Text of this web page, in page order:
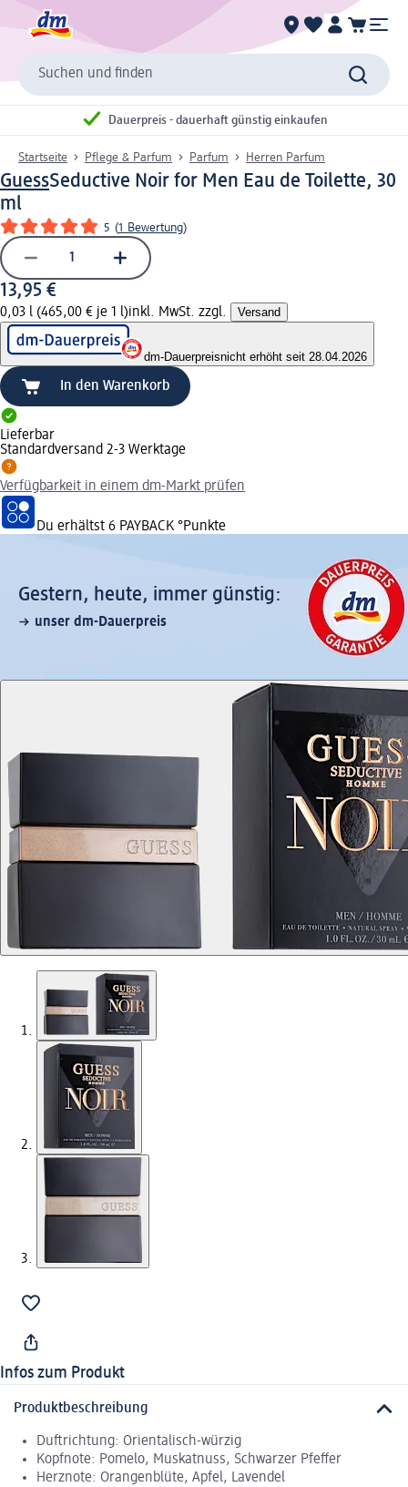
Suchen und finden
Dauerpreis - dauerhaft günstig einkaufen
Startseite Pflege & Parfum Parfum Herren Parfum
GuessSeductive Noir for Men Eau de Toilette, 30
ml
5 (1 Bewertung)
13,95 €
0,03 l (465,00 € je 1 l)inkl. MwSt. zzgl. Versand
dm-Dauerpreisnicht erhöht seit 28.04.2026
In den Warenkorb
Lieferbar
Standardversand 2-3 Werktage
Verfügbarkeit in einem dm-Markt prüfen
Du erhältst 6 PAYBACK °Punkte
Gestern, heute, immer günstig:
unser dm-Dauerpreis
Infos zum Produkt
Produktbeschreibung
Duftrichtung: Orientalisch-würzig
Kopfnote: Pomelo, Muskatnuss, Schwarzer Pfeffer
Herznote: Orangenblüte, Apfel, Lavendel